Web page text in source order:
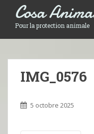
Cosa
Pour la protection animale
IMG_0576
5 octobre 2025